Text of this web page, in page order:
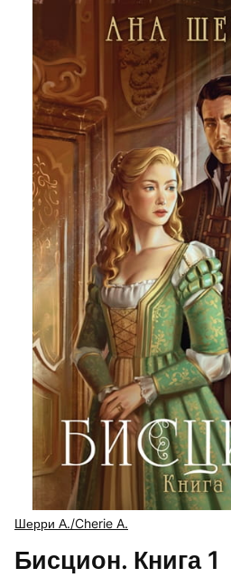
Шерри А./Cherie A.
Бисцион. Книга 1